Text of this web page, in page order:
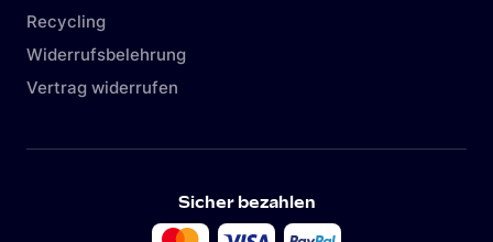
Recycling
Widerrufsbelehrung
Vertrag widerrufen
Sicher bezahlen